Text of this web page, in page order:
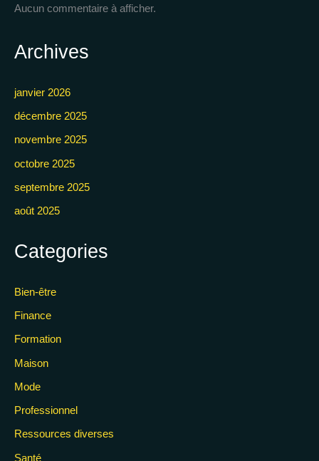
Aucun commentaire à afficher.
Archives
janvier 2026
décembre 2025
novembre 2025
octobre 2025
septembre 2025
août 2025
Categories
Bien-être
Finance
Formation
Maison
Mode
Professionnel
Ressources diverses
Santé